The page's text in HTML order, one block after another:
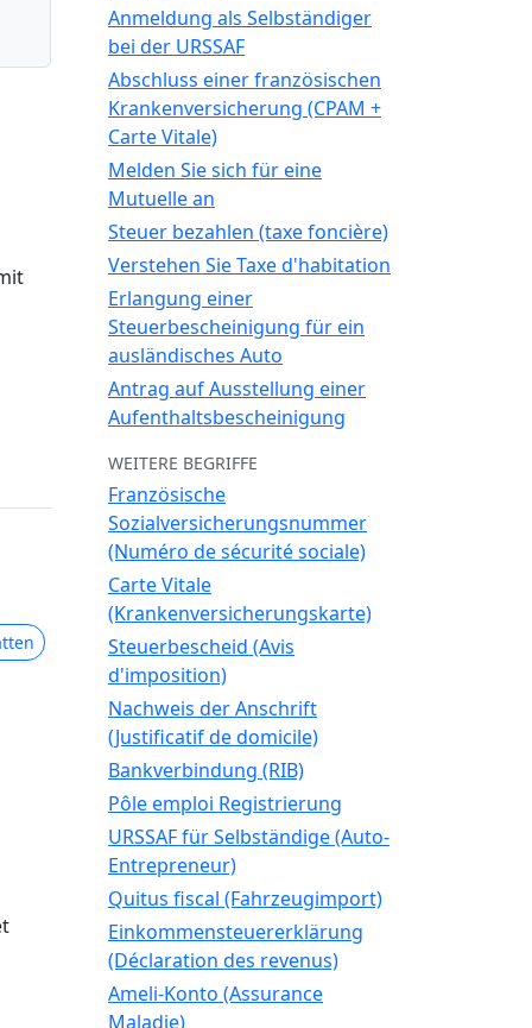
Anmeldung als Selbständiger
bei der URSSAF
Abschluss einer französischen
Krankenversicherung (CPAM +
Carte Vitale)
Melden Sie sich für eine
Mutuelle an
Steuer bezahlen (taxe foncière)
Verstehen Sie Taxe d'habitation
Erlangung einer
Steuerbescheinigung für ein
ausländisches Auto
Antrag auf Ausstellung einer
Aufenthaltsbescheinigung
WEITERE BEGRIFFE
Französische
Sozialversicherungsnummer
(Numéro de sécurité sociale)
Carte Vitale
(Krankenversicherungskarte)
Steuerbescheid (Avis
d'imposition)
Nachweis der Anschrift
(Justificatif de domicile)
Bankverbindung (RIB)
Pôle emploi Registrierung
URSSAF für Selbständige (Auto-
Entrepreneur)
Quitus fiscal (Fahrzeugimport)
Einkommensteuererklärung
(Déclaration des revenus)
Ameli-Konto (Assurance
Maladie)